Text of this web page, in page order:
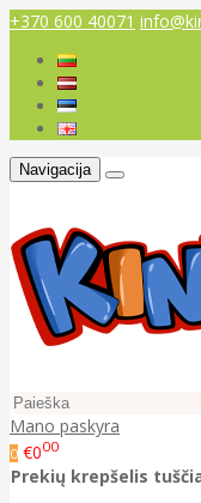
+370 600 40071
Navigacija
Mano paskyra
0 €000
Prekių krepšelis